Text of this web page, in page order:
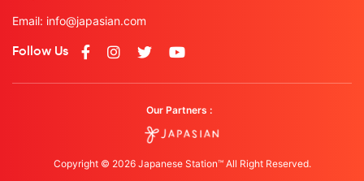
Email: info@japasian.com
Follow Us
Our Partners :
Copyright © 2026 Japanese Station™ All Right Reserved.